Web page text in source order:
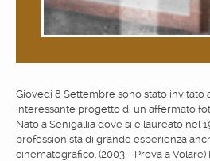
Giovedi 8 Settembre sono stato invitato
interessante progetto di un affermato
Nato a Senigallia dove si é laureato nel
professionista di grande esperienza
cinematografico. (2003 - Prova a Volare)